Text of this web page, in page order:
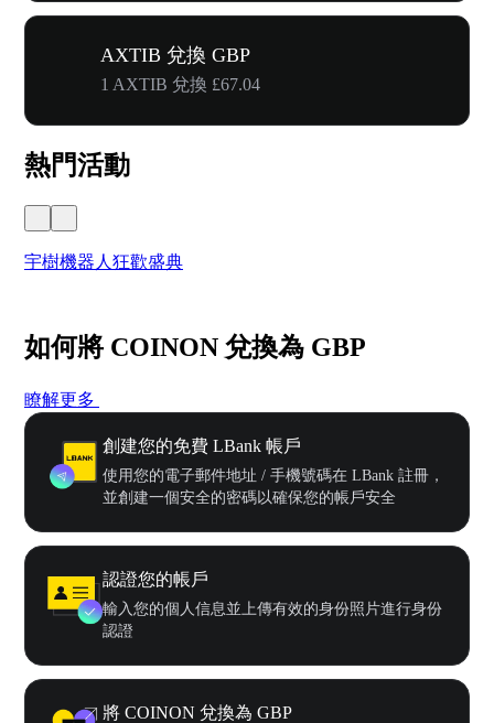
AXTIB 兌換 GBP
1 AXTIB 兌換 £67.04
熱門活動
宇樹機器人狂歡盛典
如何將 COINON 兌換為 GBP
瞭解更多
創建您的免費 LBank 帳戶
使用您的電子郵件地址 / 手機號碼在 LBank 註冊，
並創建一個安全的密碼以確保您的帳戶安全
認證您的帳戶
輸入您的個人信息並上傳有效的身份照片進行身份
認證
將 COINON 兌換為 GBP